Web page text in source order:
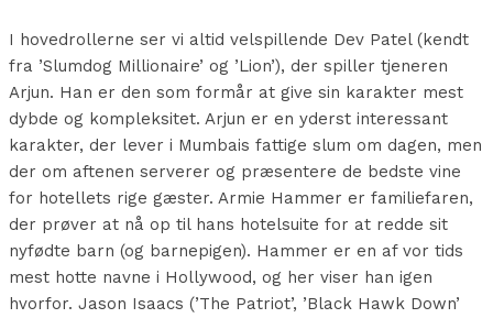
I hovedrollerne ser vi altid velspillende Dev Patel (kendt
fra ’Slumdog Millionaire’ og ’Lion’), der spiller tjeneren
Arjun. Han er den som formår at give sin karakter mest
dybde og kompleksitet. Arjun er en yderst interessant
karakter, der lever i Mumbais fattige slum om dagen, men
der om aftenen serverer og præsentere de bedste vine
for hotellets rige gæster. Armie Hammer er familiefaren,
der prøver at nå op til hans hotelsuite for at redde sit
nyfødte barn (og barnepigen). Hammer er en af vor tids
mest hotte navne i Hollywood, og her viser han igen
hvorfor. Jason Isaacs (’The Patriot’, ’Black Hawk Down’